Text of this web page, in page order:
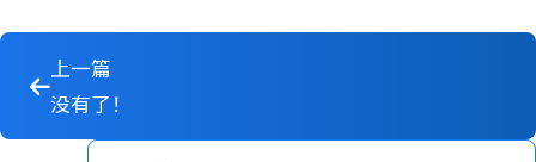
上一篇
没有了！